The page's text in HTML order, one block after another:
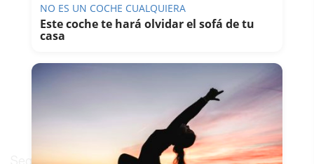
NO ES UN COCHE CUALQUIERA
Este coche te hará olvidar el sofá de tu
casa